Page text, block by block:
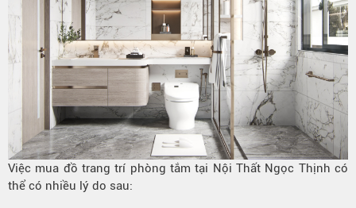
Việc mua đồ trang trí phòng tắm tại Nội Thất Ngọc Thịnh có
thể có nhiều lý do sau: